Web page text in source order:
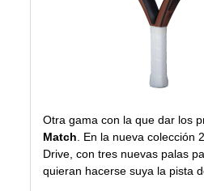
Otra gama con la que dar los
Match . En la nueva colección
Drive, con tres nuevas palas
quieran hacerse suya la pista